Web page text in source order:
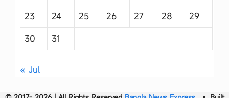
23
24 25 26 27 28
29
30
31
« Jul